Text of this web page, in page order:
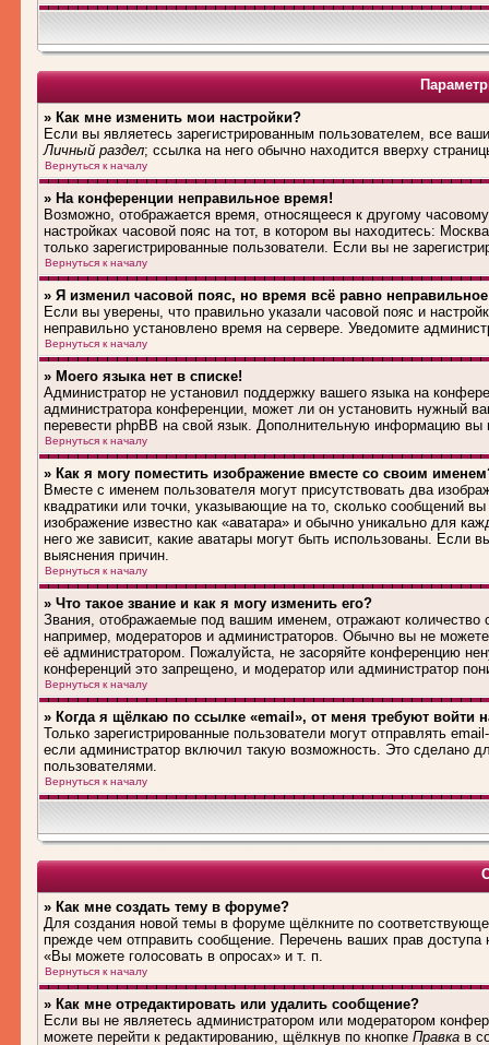
» Как мне изменить мои настройки?
Если вы являетесь зарегистрированным пользователем, все
Личный раздел; ссылка на него обычно находится вверху
Вернуться к началу
» На конференции неправильное время!
Возможно, отображается время, относящееся к другому
настройках часовой пояс на тот, в котором вы находитесь:
только зарегистрированные пользователи. Если вы не
Вернуться к началу
» Я изменил часовой пояс, но время всё равно
Если вы уверены, что правильно указали часовой пояс и
неправильно установлено время на сервере. Уведомите
Вернуться к началу
» Моего языка нет в списке!
Администратор не установил поддержку вашего языка на
администратора конференции, может ли он установить нужный
перевести phpBB на свой язык. Дополнительную информацию вы
Вернуться к началу
» Как я могу поместить изображение вместе со своим
Вместе с именем пользователя могут присутствовать два
квадратики или точки, указывающие на то, сколько сообщений
изображение известно как «аватара» и обычно уникально для
него же зависит, какие аватары могут быть использованы. Если
выяснения причин.
Вернуться к началу
» Что такое звание и как я могу изменить его?
Звания, отображаемые под вашим именем, отражают
например, модераторов и администраторов. Обычно вы не
её администратором. Пожалуйста, не засоряйте конференцию
конференций это запрещено, и модератор или администратор
Вернуться к началу
» Когда я щёлкаю по ссылке «email», от меня требуют войти
Только зарегистрированные пользователи могут отправлять
если администратор включил такую возможность. Это сделано
пользователями.
Вернуться к началу
» Как мне создать тему в форуме?
Для создания новой темы в форуме щёлкните по
прежде чем отправить сообщение. Перечень ваших прав
«Вы можете голосовать в опросах» и т. п.
Вернуться к началу
» Как мне отредактировать или удалить сообщение?
Если вы не являетесь администратором или модератором
можете перейти к редактированию, щёлкнув по кнопке Правка в